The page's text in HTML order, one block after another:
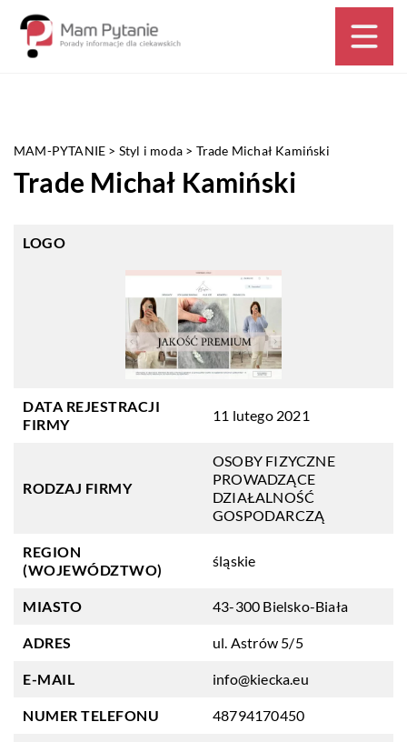
MAM-PYTANIE > Styl i moda > Trade Michał Kamiński
Trade Michał Kamiński
LOGO
DATA REJESTRACJI
FIRMY
11 lutego 2021
RODZAJ FIRMY
OSOBY FIZYCZNE
PROWADZĄCE
DZIAŁALNOŚĆ
GOSPODARCZĄ
REGION
(WOJEWÓDZTWO)
śląskie
MIASTO 43-300 Bielsko-Biała
ADRES ul. Astrów 5/5
E-MAIL info@kiecka.eu
NUMER TELEFONU 48794170450